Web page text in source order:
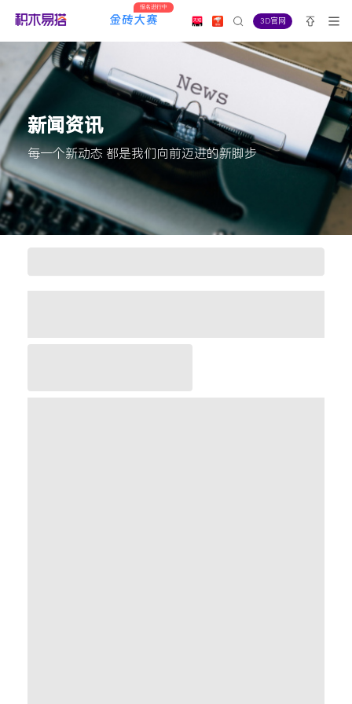
报名进行中
3D官网
新闻资讯
每一个新动态 都是我们向前迈进的新脚步